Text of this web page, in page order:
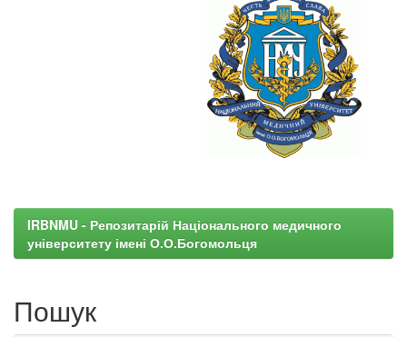
IRBNMU - Репозитарій Національного медичного
університету імені О.О.Богомольця
Пошук